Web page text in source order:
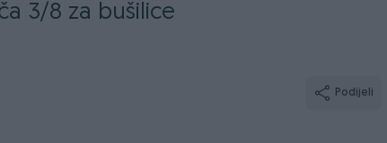
3/8 za bušilice
Podijeli